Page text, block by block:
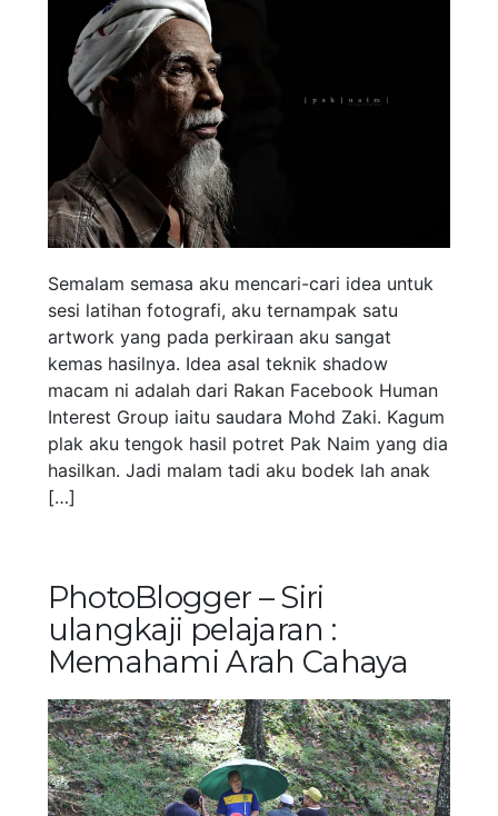
Semalam semasa aku mencari-cari idea untuk
sesi latihan fotografi, aku ternampak satu
artwork yang pada perkiraan aku sangat
kemas hasilnya. Idea asal teknik shadow
macam ni adalah dari Rakan Facebook Human
Interest Group iaitu saudara Mohd Zaki. Kagum
plak aku tengok hasil potret Pak Naim yang dia
hasilkan. Jadi malam tadi aku bodek lah anak
[…]
PhotoBlogger – Siri
ulangkaji pelajaran :
Memahami Arah Cahaya